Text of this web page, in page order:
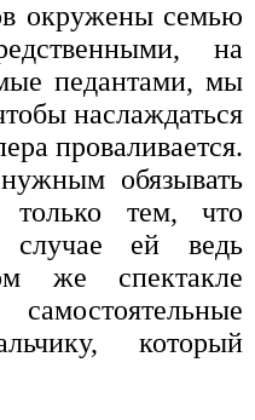
окружены семью
на
педантами, мы
наслаждаться
проваливается.
обязывать
только тем, что
случае ей ведь
же спектакле
который